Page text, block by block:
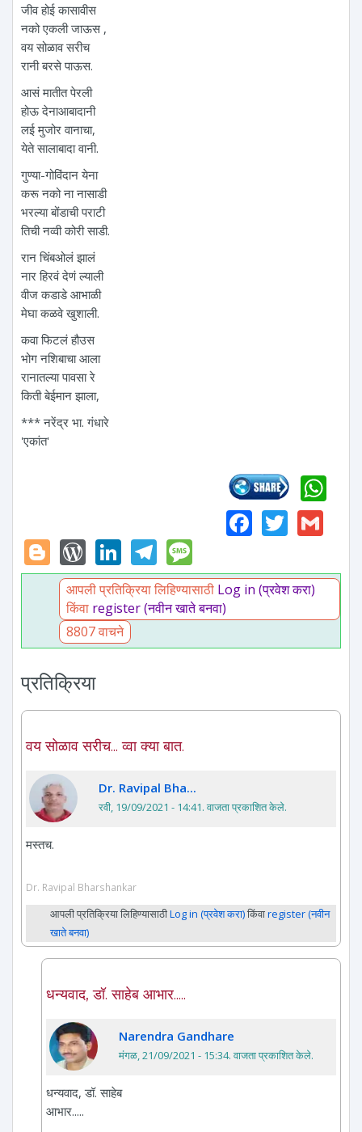
जीव होई कासावीस
नको एकली जाऊस ,
वय सोळाव सरीच
रानी बरसे पाऊस.
आसं मातीत पेरली
होऊ देनाआबादानी
लई मुजोर वानाचा,
येते सालाबादा वानी.
गुण्या-गोविंदान येना
करू नको ना नासाडी
भरल्या बोंडाची पराटी
तिची नव्वी कोरी साडी.
रान चिंबओलं झालं
नार हिरवं देणं ल्याली
वीज कडाडे आभाळी
मेघा कळवे खुशाली.
कवा फिटलं हौउस
भोग नशिबाचा आला
रानातल्या पावसा रे
किती बेईमान झाला,
*** नरेंद्र भा. गंधारे
'एकांत'
Blogger
WordPress
LinkedIn
Telegram
आपली प्रतिक्रिया लिहिण्यासाठी Log in (प्रवेश करा)
किंवा register (नवीन खाते बनवा)
8807 वाचने
प्रतिक्रिया
वय सोळाव सरीच... व्वा क्या बात.
Dr. Ravipal Bha...
रवी, 19/09/2021 - 14:41. वाजता प्रकाशित केले.
मस्तच.
Dr. Ravipal Bharshankar
आपली प्रतिक्रिया लिहिण्यासाठीLog in (प्रवेश करा)किंवाregister (नवीन
खाते बनवा)
धन्यवाद, डॉ. साहेब आभार.....
Narendra Gandhare
मंगळ, 21/09/2021 - 15:34. वाजता प्रकाशित केले.
धन्यवाद, डॉ. साहेब
आभार.....